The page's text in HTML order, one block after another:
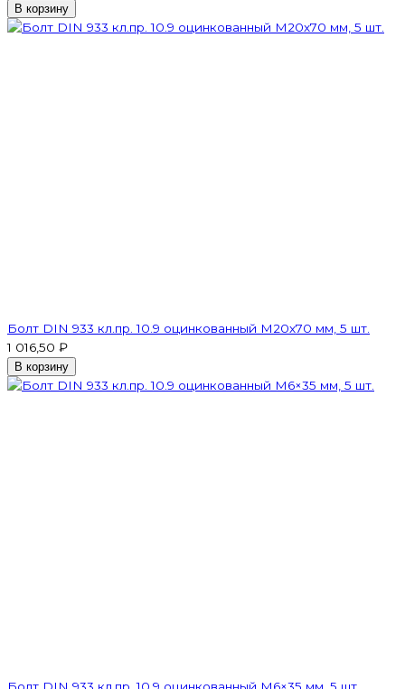
В корзину
Болт DIN 933 кл.пр. 10.9 оцинкованный М20х70 мм, 5 шт.
1 016,50 ₽
В корзину
Болт DIN 933 кл.пр. 10.9 оцинкованный М6×35 мм, 5 шт.